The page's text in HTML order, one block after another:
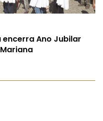
Ano Jubilar